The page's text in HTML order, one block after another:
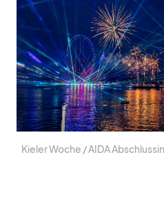
Kie­ler Wo­che /​ AIDA